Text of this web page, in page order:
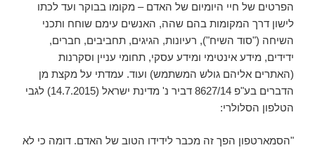
הפרטים של חיי היומיום של האדם – מקומו בבוקר ועד לכתו
לישון דרך המקומות בהם שהה, האנשים עימם שוחח ותכני
השיחה ("סוד השיח"), רעיונות, הגיגים, תחביבים, חברים,
ידידים, מידע אינטימי ומידע עסקי, תחומי עניין וסקרנות
(האתרים אליהם גולש המשתמש) ועוד. עמדתי על מקצת מן
הדברים בע"פ 8627/14 דביר נ' מדינת ישראל (14.7.2015) לגבי
הטלפון הסלולרי:
"הסמארטפון הפך זה מכבר לידידו הטוב של האדם. דומה כי לא